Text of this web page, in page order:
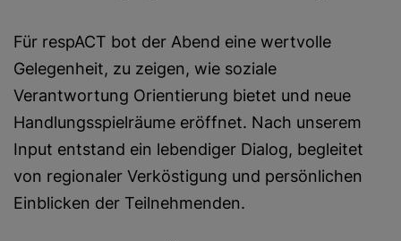
Für respACT bot der Abend eine wertvolle
Gelegenheit, zu zeigen, wie soziale
Verantwortung Orientierung bietet und neue
Handlungsspielräume eröffnet. Nach unserem
Input entstand ein lebendiger Dialog, begleitet
von regionaler Verköstigung und persönlichen
Einblicken der Teilnehmenden.